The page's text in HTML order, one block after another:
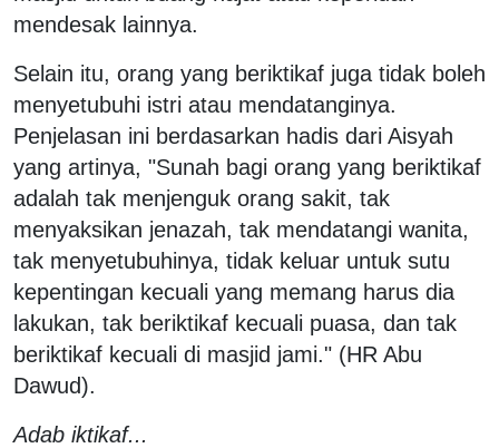
mendesak lainnya.
Selain itu, orang yang beriktikaf juga tidak boleh
menyetubuhi istri atau mendatanginya.
Penjelasan ini berdasarkan hadis dari Aisyah
yang artinya, "Sunah bagi orang yang beriktikaf
adalah tak menjenguk orang sakit, tak
menyaksikan jenazah, tak mendatangi wanita,
tak menyetubuhinya, tidak keluar untuk sutu
kepentingan kecuali yang memang harus dia
lakukan, tak beriktikaf kecuali puasa, dan tak
beriktikaf kecuali di masjid jami." (HR Abu
Dawud).
Adab iktikaf...